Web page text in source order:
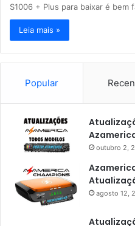
S1006 + Plus para baixar é
Leia mais »
Popular
outubro 2,
agosto 12,